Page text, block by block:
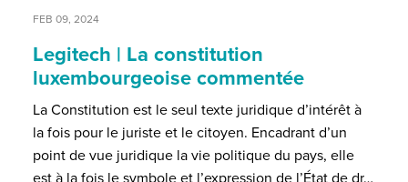
FEB 09, 2024
Legitech | La constitution
luxembourgeoise commentée
La Constitution est le seul texte juridique d’intérêt à
la fois pour le juriste et le citoyen. Encadrant d’un
point de vue juridique la vie politique du pays, elle
est à la fois le symbole et l’expression de l’État de dr…